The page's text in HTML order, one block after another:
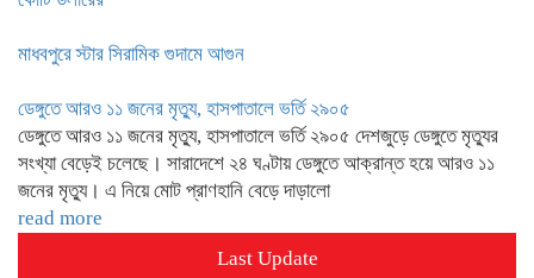
মাধবপুরে স্টার সিরামিক গুদামে আগুন
ডেঙ্গুতে আরও ১১ জনের মৃত্যু, হাসপাতালে ভর্তি ২৯০৫
ডেঙ্গুতে আরও ১১ জনের মৃত্যু, হাসপাতালে ভর্তি ২৯০৫ দেশজুড়ে ডেঙ্গুতে মৃত্যুর
সংখ্যা বেড়েই চলেছে। সারাদেশে ২৪ ঘণ্টায় ডেঙ্গুতে আক্রান্ত হয়ে আরও ১১
জনের মৃত্যু। এ নিয়ে মোট প্রাণহানি বেড়ে দাড়ালো
read more
Last Update